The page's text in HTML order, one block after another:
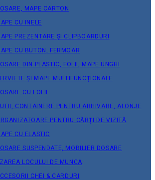
MAPE CARTON
CU INELE
PREZENTARE ȘI CLIPBOARDURI
CU BUTON, FERMOAR
DIN PLASTIC, FOLII, MAPE UNGHI
ȘI MAPE MULTIFUNCȚIONALE
CU FOLII
CONTAINERE PENTRU ARHIVARE, ALONJE
PENTRU CĂRȚI DE VIZITĂ
CU ELASTIC
SUSPENDATE, MOBILIER DOSARE
LOCULUI DE MUNCA
CHEI & СARDURI